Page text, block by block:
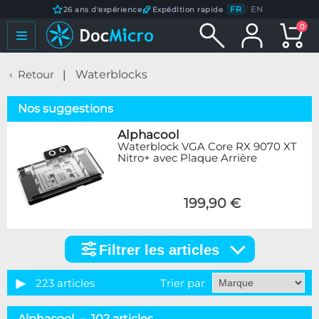
26 ans d'expérience Expédition rapide FR / EN
0
Retour Waterblocks
Nos suggestions
Alphacool
Waterblock VGA Core RX 9070 XT
Nitro+ avec Plaque Arrière
199,90 €
articles
Catégorie
Filtrer les articles
223 articles Trier par